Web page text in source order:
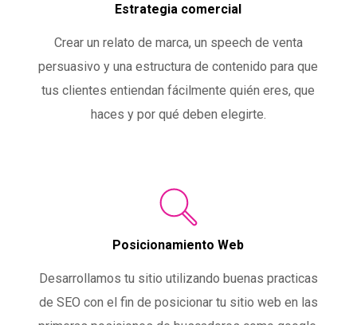
Estrategia comercial
Crear un relato de marca, un speech de venta
persuasivo y una estructura de contenido para que
tus clientes entiendan fácilmente quién eres, que
haces y por qué deben elegirte.
Posicionamiento Web
Desarrollamos tu sitio utilizando buenas practicas
de SEO con el fin de posicionar tu sitio web en las